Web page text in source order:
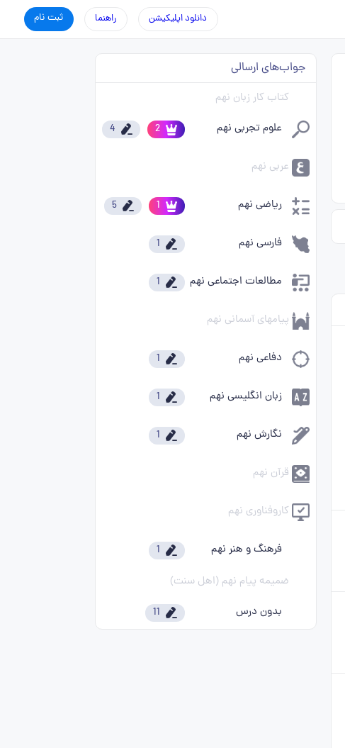
ثبت نام راهنما دانلود اپلیکیشن
جواب‌های ارسالی
کتاب کار زبان نهم
علوم تجربی نهم
2
4
عربی نهم
ریاضی نهم 1
5
فارسی نهم 1
مطالعات اجتماعی نهم 1
پیامهای آسمانی نهم
دفاعی نهم 1
زبان انگلیسی نهم 1
نگارش نهم 1
قرآن نهم
کاروفناوری نهم
فرهنگ و هنر نهم 1
ضمیمه پیام نهم (اهل سنت)
بدون درس
11